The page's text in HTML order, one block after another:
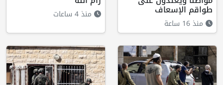
طواقم الإسعاف
منذ 16 ساعة
منذ 4 ساعات